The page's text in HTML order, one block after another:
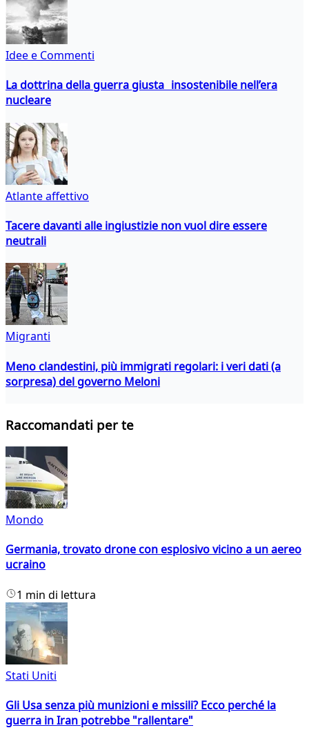
Idee e Commenti
La dottrina della guerra giusta insostenibile nell’era
nucleare
Atlante affettivo
Tacere davanti alle ingiustizie non vuol dire essere
neutrali
Migranti
Meno clandestini, più immigrati regolari: i veri dati (a
sorpresa) del governo Meloni
Raccomandati per te
Mondo
Germania, trovato drone con esplosivo vicino a un aereo
ucraino
1 min di lettura
Stati Uniti
Gli Usa senza più munizioni e missili? Ecco perché la
guerra in Iran potrebbe "rallentare"